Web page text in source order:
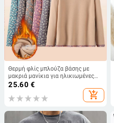
Θερμή φλίς μπλούζα βάσης με
μακριά μανίκια για ηλικιωμένες
γυναίκες, φθινοπωρινό-
25.60 €
add_shopping_cart